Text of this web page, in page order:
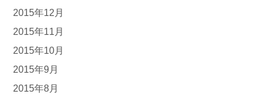
2015年12月
2015年11月
2015年10月
2015年9月
2015年8月